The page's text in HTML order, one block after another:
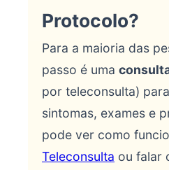
Protocolo?
Para a maioria das
passo é uma
por teleconsulta)
sintomas, exames e
pode ver como
Teleconsulta ou falar